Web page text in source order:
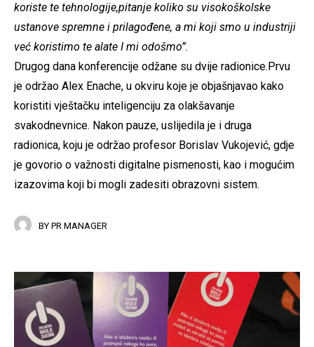
koriste te tehnologije,pitanje koliko su visokoškolske
ustanove spremne i prilagođene, a mi koji smo u industriji
već koristimo te alate I mi odošmo”.
Drugog dana konferencije odžane su dvije radionice.Prvu
je održao Alex Enache, u okviru koje je objašnjavao kako
koristiti vještačku inteligenciju za olakšavanje
svakodnevnice. Nakon pauze, uslijedila je i druga
radionica, koju je održao profesor Borislav Vukojević, gdje
je govorio o važnosti digitalne pismenosti, kao i mogućim
izazovima koji bi mogli zadesiti obrazovni sistem.
BY PR MANAGER